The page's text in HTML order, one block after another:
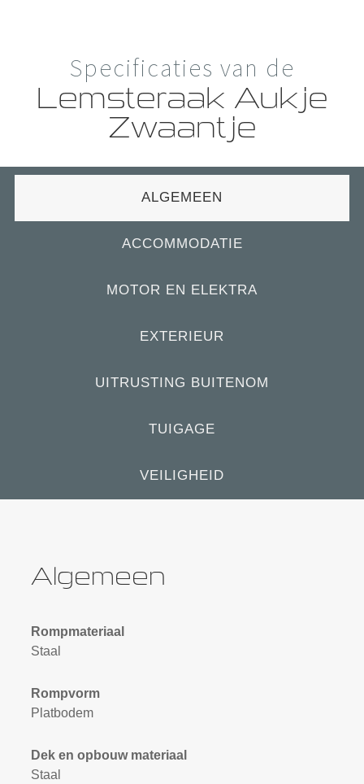
Specificaties van de
Lemsteraak Aukje
Zwaantje
Algemeen
Rompmateriaal
Staal
Rompvorm
Platbodem
Dek en opbouw materiaal
Staal
ALGEMEEN
ACCOMMODATIE
MOTOR EN ELEKTRA
EXTERIEUR
UITRUSTING BUITENOM
TUIGAGE
VEILIGHEID